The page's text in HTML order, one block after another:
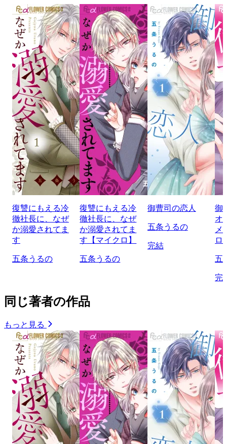
復讐にもえる冷
徹社長に、なぜ
か溺愛されてま
す
五条うるの
復讐にもえる冷
徹社長に、なぜ
か溺愛されてま
す【マイクロ】
五条うるの
御曹司の恋人
五条うるの
完結
御
オ
メ
ロ
五
完
同じ著者の作品
もっと見る